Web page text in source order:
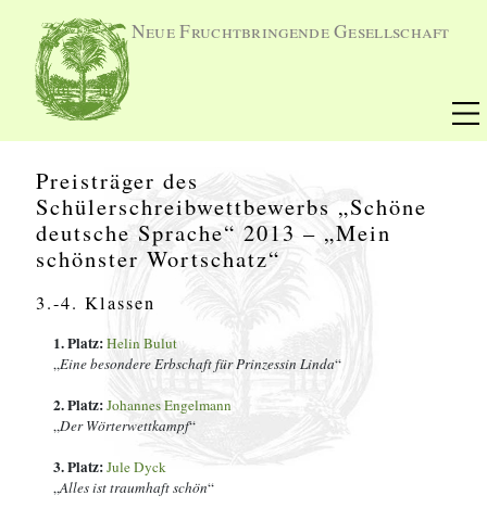
Neue Fruchtbringende Gesellschaft
Preisträger des
Schülerschreibwettbewerbs „Schöne
deutsche Sprache“ 2013 – „Mein
schönster Wortschatz“
3.-4. Klassen
1. Platz:Helin Bulut
„Eine besondere Erbschaft für Prinzessin Linda“
2. Platz:Johannes Engelmann
„Der Wörterwettkampf“
3. Platz:Jule Dyck
„Alles ist traumhaft schön“